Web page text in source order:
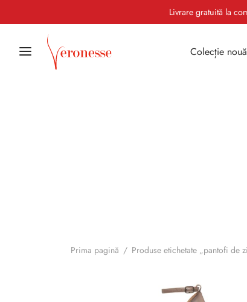
Livrare gratuită la
Colecție nouă
Prima pagină / Produse etichetate „pantofi de